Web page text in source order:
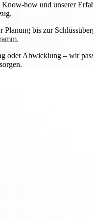
how und unserer
bis zur
oder Abwicklung – wir